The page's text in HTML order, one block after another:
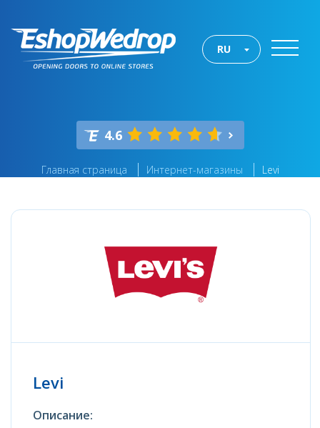
RU
4.6
Главная страница Интернет-магазины Levi
Levi
Описание: